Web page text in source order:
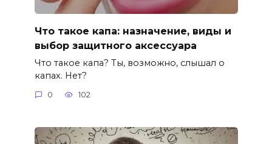
Что такое капа: назначение, виды и
выбор защитного аксессуара
Что такое капа? Ты, возможно, слышал о
капах. Нет?
0 102